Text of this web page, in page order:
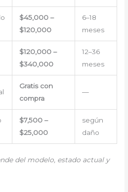
$45,000 –
$120,000
6–18
meses
$120,000 –
$340,000
12–36
meses
Gratis con
compra
—
$7,500 –
$25,000
según
daño
del modelo, estado actual y